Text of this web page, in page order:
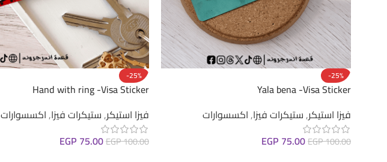
-25%
Yala bena -Visa Sticker
فيزا استيكر,ستيكرات فيزا,اكسسوارات
EGP100.00
EGP 75.00
-25%
Hand with ring -Visa Sticker
فيزا استيكر,ستيكرات فيزا,اكسسوارات
EGP100.00
EGP 75.00